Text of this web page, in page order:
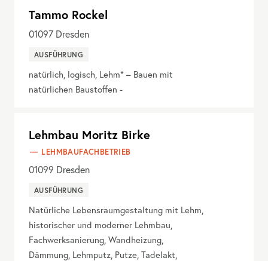
Details anzeigen
Tammo Rockel
01097 Dresden
AUSFÜHRUNG
natürlich, logisch, Lehm* – Bauen mit
natürlichen Baustoffen -
Lehmbau Moritz Birke
LEHMBAUFACHBETRIEB
01099 Dresden
AUSFÜHRUNG
Natürliche Lebensraumgestaltung mit Lehm,
historischer und moderner Lehmbau,
Fachwerksanierung, Wandheizung,
Dämmung, Lehmputz, Putze, Tadelakt,